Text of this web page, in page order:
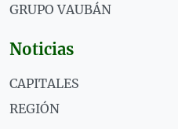
GRUPO VAUBÁN
Noticias
CAPITALES
REGIÓN